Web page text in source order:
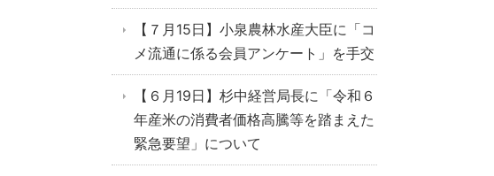
【７月15日】小泉農林水産大臣に「コ
メ流通に係る会員アンケート」を手交
【６月19日】杉中経営局長に「令和６
年産米の消費者価格高騰等を踏まえた
緊急要望」について